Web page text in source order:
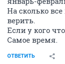
На сколько
верить.
Если у кого
Самое время.
ОТВЕТИТЬ